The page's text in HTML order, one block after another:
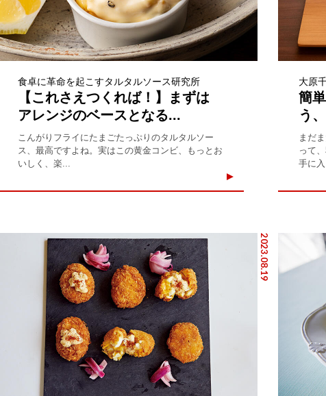
食卓に革命を起こすタルタルソース研究所
【これさえつくれば！】まずは
アレンジのベースとなる...
こんがりフライにたまごたっぷりのタルタルソー
ス、最高ですよね。実はこの黄金コンビ、もっとお
いしく、楽...
大原
簡
う
まだ
って
手に
2023.08.19